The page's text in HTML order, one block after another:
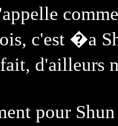
c'est �a
pour